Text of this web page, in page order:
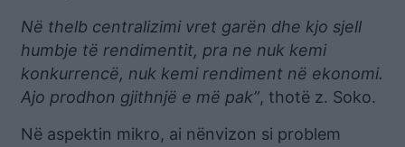
Në thelb centralizimi vret garën dhe kjo sjell
humbje të rendimentit, pra ne nuk kemi
konkurrencë, nuk kemi rendiment në ekonomi.
Ajo prodhon gjithnjë e më pak”, thotë z. Soko.
Në aspektin mikro, ai nënvizon si problem